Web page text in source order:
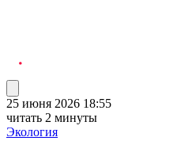
25 июня 2026 18:55
читать 2 минуты
Экология